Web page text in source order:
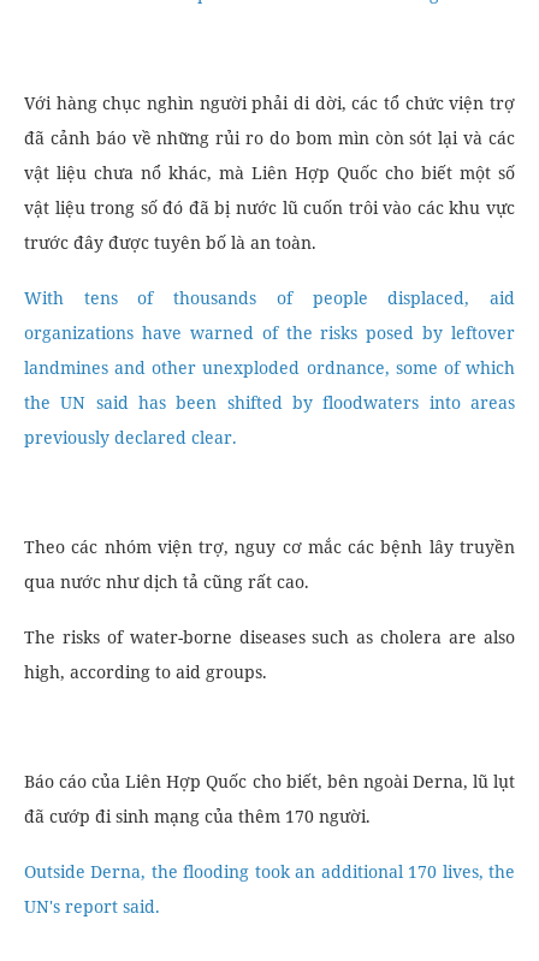
Với hàng chục nghìn người phải di dời, các tổ chức viện trợ
đã cảnh báo về những rủi ro do bom mìn còn sót lại và các
vật liệu chưa nổ khác, mà Liên Hợp Quốc cho biết một số
vật liệu trong số đó đã bị nước lũ cuốn trôi vào các khu vực
trước đây được tuyên bố là an toàn.
With tens of thousands of people displaced, aid
organizations have warned of the risks posed by leftover
landmines and other unexploded ordnance, some of which
the UN said has been shifted by floodwaters into areas
previously declared clear.
Theo các nhóm viện trợ, nguy cơ mắc các bệnh lây truyền
qua nước như dịch tả cũng rất cao.
The risks of water-borne diseases such as cholera are also
high, according to aid groups.
Báo cáo của Liên Hợp Quốc cho biết, bên ngoài Derna, lũ lụt
đã cướp đi sinh mạng của thêm 170 người.
Outside Derna, the flooding took an additional 170 lives, the
UN's report said.